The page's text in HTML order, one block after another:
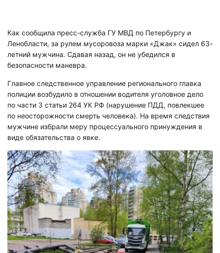
Как сообщила пресс-служба ГУ МВД по Петербургу и
Ленобласти, за рулем мусоровоза марки «Джак» сидел 63-
летний мужчина. Сдавая назад, он не убедился в
безопасности маневра.
Главное следственное управление регионального главка
полиции возбудило в отношении водителя уголовное дело
по части 3 статьи 264 УК РФ (нарушение ПДД, повлекшее
по неосторожности смерть человека). На время следствия
мужчине избрали меру процессуального принуждения в
виде обязательства о явке.